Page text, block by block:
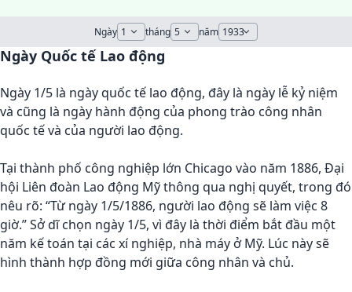
Ngày tháng năm
Ngày Quốc tế Lao động
Ngày 1/5 là ngày quốc tế lao động, đây là ngày lễ kỷ niệm
và cũng là ngày hành động của phong trào công nhân
quốc tế và của người lao động.
Tại thành phố công nghiệp lớn Chicago vào năm 1886, Đại
hội Liên đoàn Lao động Mỹ thông qua nghị quyết, trong đó
nêu rõ: “Từ ngày 1/5/1886, người lao động sẽ làm việc 8
giờ.” Sở dĩ chọn ngày 1/5, vì đây là thời điểm bắt đầu một
năm kế toán tại các xí nghiệp, nhà máy ở Mỹ. Lúc này sẽ
hình thành hợp đồng mới giữa công nhân và chủ.